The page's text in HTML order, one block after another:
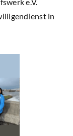
in